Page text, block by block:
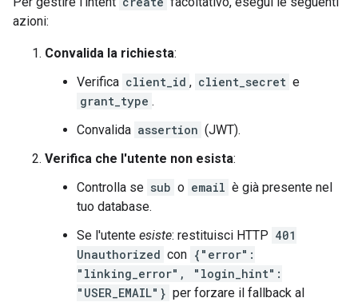
azioni:
Convalida la richiesta:
Verifica client_id , client_secret e
grant_type .
Convalida assertion (JWT).
Verifica che l'utente non esista:
Controlla se sub o email è già presente nel
tuo database.
Se l'utente esiste: restituisci HTTP 401
Unauthorized con {"error":
"linking_error", "login_hint":
"USER_EMAIL"} per forzare il fallback al